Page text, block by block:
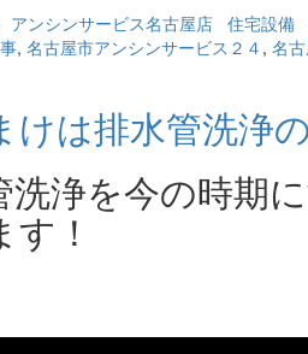
アンシンサービス名古屋店 住宅設備
, 名古屋市アンシンサービス２４ , 名
は排水管洗浄
洗浄を今の時期
！